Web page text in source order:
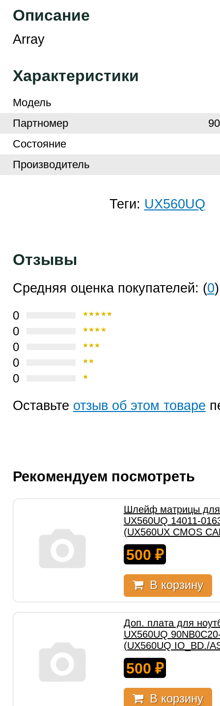
Описание
Array
Характеристики
Модель
Партномер
Cостояние
Производитель
Теги: UX560UQ
Отзывы
Средняя оценка покупателей: (0)
0
0
0
0
0
Оставьте отзыв об этом товаре
Рекомендуем посмотреть
Шлейф матрицы для
UX560UQ 14011-
(UX560UX CMOS
500 ₽
В корзину
Доп. плата для
UX560UQ
(UX560UQ IO_BD./
500 ₽
В корзину